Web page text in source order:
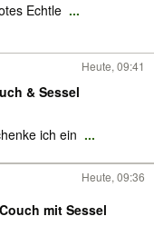
Echtle ...
Heute, 09:41
& Sessel
ich ein ...
Heute, 09:36
mit Sessel